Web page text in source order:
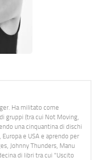
Ha militato come
gruppi (tra cui Not Moving,
una cinquantina di dischi
e USA e aprendo per
Johnny Thunders, Manu
di libri tra cui "Uscito